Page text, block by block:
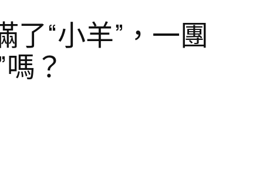
“小羊”，一團
？